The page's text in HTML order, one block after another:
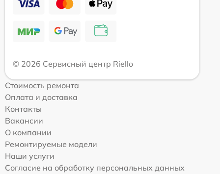
© 2026 Сервисный центр Riello
Стоимость ремонта
Оплата и доставка
Контакты
Вакансии
О компании
Ремонтируемые модели
Наши услуги
Согласие на обработку персональных данных